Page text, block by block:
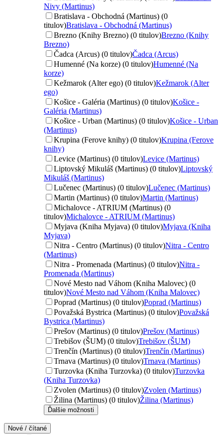
Nivy (Martinus)
Bratislava - Obchodná (Martinus) (0
titulov)Bratislava - Obchodná (Martinus)
Brezno (Knihy Brezno) (0 titulov)Brezno (Knihy
Brezno)
Čadca (Arcus) (0 titulov)Čadca (Arcus)
Humenné (Na korze) (0 titulov)Humenné (Na
korze)
Kežmarok (Alter ego) (0 titulov)Kežmarok (Alter
ego)
Košice - Galéria (Martinus) (0 titulov)Košice -
Galéria (Martinus)
Košice - Urban (Martinus) (0 titulov)Košice - Urban
(Martinus)
Krupina (Ferove knihy) (0 titulov)Krupina (Ferove
knihy)
Levice (Martinus) (0 titulov)Levice (Martinus)
Liptovský Mikuláš (Martinus) (0 titulov)Liptovský
Mikuláš (Martinus)
Lučenec (Martinus) (0 titulov)Lučenec (Martinus)
Martin (Martinus) (0 titulov)Martin (Martinus)
Michalovce - ATRIUM (Martinus) (0
titulov)Michalovce - ATRIUM (Martinus)
Myjava (Kniha Myjava) (0 titulov)Myjava (Kniha
Myjava)
Nitra - Centro (Martinus) (0 titulov)Nitra - Centro
(Martinus)
Nitra - Promenada (Martinus) (0 titulov)Nitra -
Promenada (Martinus)
Nové Mesto nad Váhom (Kniha Malovec) (0
titulov)Nové Mesto nad Váhom (Kniha Malovec)
Poprad (Martinus) (0 titulov)Poprad (Martinus)
Považská Bystrica (Martinus) (0 titulov)Považská
Bystrica (Martinus)
Prešov (Martinus) (0 titulov)Prešov (Martinus)
Trebišov (ŠUM) (0 titulov)Trebišov (ŠUM)
Trenčín (Martinus) (0 titulov)Trenčín (Martinus)
Trnava (Martinus) (0 titulov)Trnava (Martinus)
Turzovka (Kniha Turzovka) (0 titulov)Turzovka
(Kniha Turzovka)
Zvolen (Martinus) (0 titulov)Zvolen (Martinus)
Žilina (Martinus) (0 titulov)Žilina (Martinus)
Ďalšie možnosti
Nové / čítané